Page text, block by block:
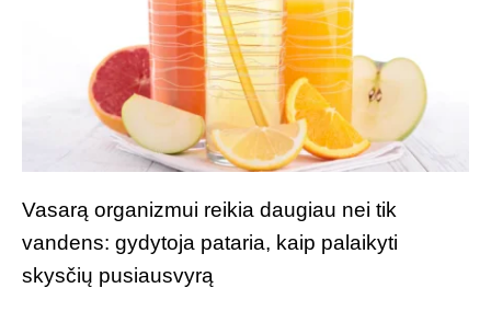
Vasarą organizmui reikia daugiau nei tik
vandens: gydytoja pataria, kaip palaikyti
skysčių pusiausvyrą